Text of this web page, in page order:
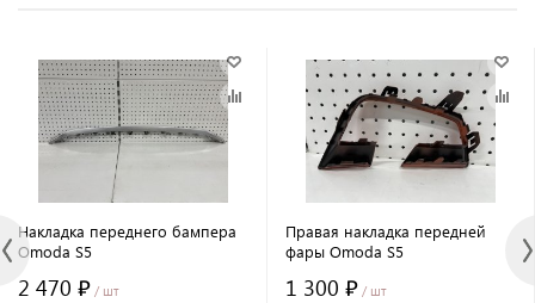
Накладка переднего бампера
Omoda S5
2 470 ₽ / шт
Правая накладка передней
фары Omoda S5
1 300 ₽ / шт